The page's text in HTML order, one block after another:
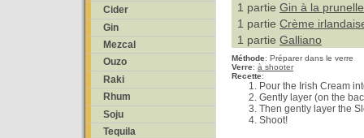
Cider
Gin
Mezcal
Ouzo
Raki
Rhum
Soju
Tequila
1 partie Gin à la prunelle
1 partie Crème
1 partie Galliano
Méthode: Préparer dans le verre
Verre: à shooter
Recette:
Pour the Irish Cream
Gently layer (on the
Then gently layer the
Shoot!